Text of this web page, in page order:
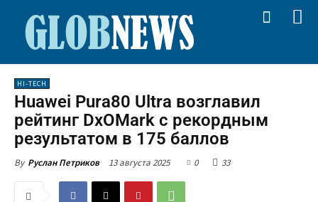
HI-TECH
Huawei Pura80 Ultra возглавил
рейтинг DxOMark с рекордным
результатом в 175 баллов
By Руслан Петриков 13 августа 2025 0 33